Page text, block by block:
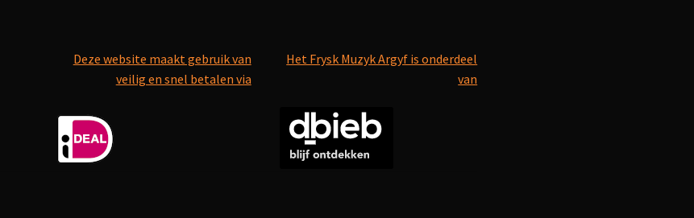
Deze website maakt gebruik van
veilig en snel betalen via
Het Frysk Muzyk Argyf is onderdeel
van